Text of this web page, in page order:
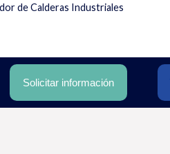
de Calderas Industriales
Solicitar información